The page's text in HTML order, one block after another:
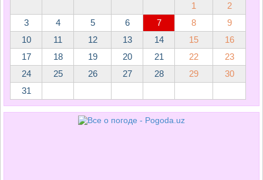
1
2
3
4 5 6 7 8
9
10
11 12 13 14 15
16
17
18 19 20 21 22
23
24
25 26 27 28 29
30
31